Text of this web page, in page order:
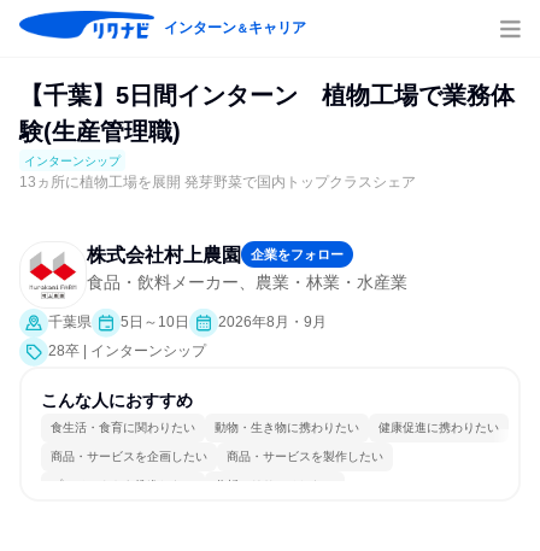
インターン＆キャリア
【千葉】5日間インターン 植物工場で業務体
験(生産管理職)
インターンシップ
13ヵ所に植物工場を展開 発芽野菜で国内トップクラスシェア
株式会社村上農園 企業をフォロー
食品・飲料メーカー、農業・林業・水産業
千葉県 5日～10日
2026年8月・9月
28卒 | インターンシップ
こんな人におすすめ
食生活・食育に関わりたい 動物・生き物に携わりたい 健康促進に携わりたい
商品・サービスを企画したい 商品・サービスを製作したい
プロジェクトを推進したい 分析・リサーチしたい